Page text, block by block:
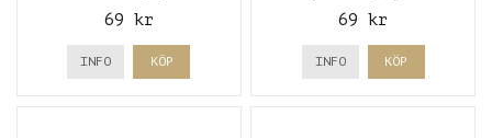
69 kr
INFO KÖP
69 kr
INFO KÖP